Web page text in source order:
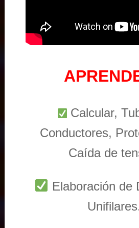
Calcular,
Conductores,
Caída de
Elaboración de